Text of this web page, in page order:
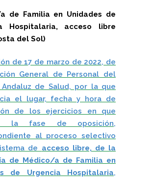
de Familia en Unidades de
Hospitalaria, acceso libre
del Sol)
de 17 de marzo de 2022, de
General de Personal del
Andaluz de Salud, por la que
el lugar, fecha y hora de
de los ejercicios en que
la fase de oposición,
al proceso selectivo
de acceso libre, de la
de Médico/a de Familia en
de Urgencia Hospitalaria,